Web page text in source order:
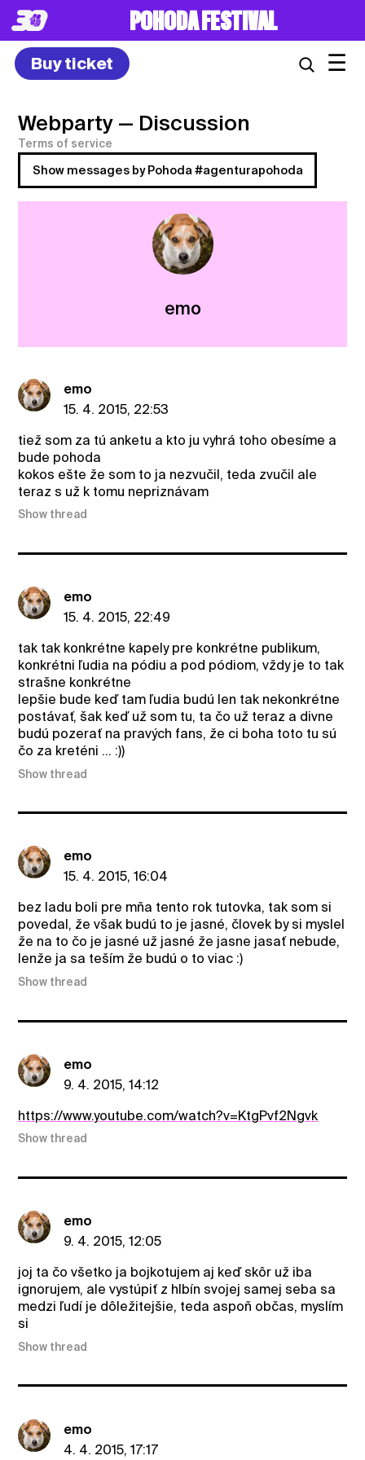
POHODA FESTIVAL
Buy ticket ☰
Webparty — Discussion
Terms of service
Show messages by Pohoda #agenturapohoda
emo
emo
15. 4. 2015, 22:53
tiež som za tú anketu a kto ju vyhrá toho obesíme a
bude pohoda
kokos ešte že som to ja nezvučil, teda zvučil ale
teraz s už k tomu nepriznávam
Show thread
emo
15. 4. 2015, 22:49
tak tak konkrétne kapely pre konkrétne publikum,
konkrétni ľudia na pódiu a pod pódiom, vždy je to tak
strašne konkrétne
lepšie bude keď tam ľudia budú len tak nekonkrétne
postávať, šak keď už som tu, ta čo už teraz a divne
budú pozerať na pravých fans, že ci boha toto tu sú
čo za kreténi ... :))
Show thread
emo
15. 4. 2015, 16:04
bez ladu boli pre mňa tento rok tutovka, tak som si
povedal, že však budú to je jasné, človek by si myslel
že na to čo je jasné už jasné že jasne jasať nebude,
lenže ja sa teším že budú o to viac :)
Show thread
emo
9. 4. 2015, 14:12
https://www.youtube.com/watch?v=KtgPvf2Ngvk
Show thread
emo
9. 4. 2015, 12:05
joj ta čo všetko ja bojkotujem aj keď skôr už iba
ignorujem, ale vystúpiť z hlbín svojej samej seba sa
medzi ľudí je dôležitejšie, teda aspoň občas, myslím
si
Show thread
emo
4. 4. 2015, 17:17